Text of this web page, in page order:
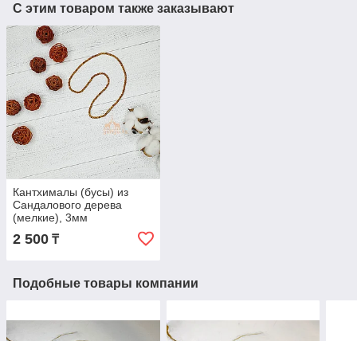
С этим товаром также заказывают
Кантхималы (бусы) из
Сандалового дерева
(мелкие), 3мм
2 500 ₸
Подобные товары компании